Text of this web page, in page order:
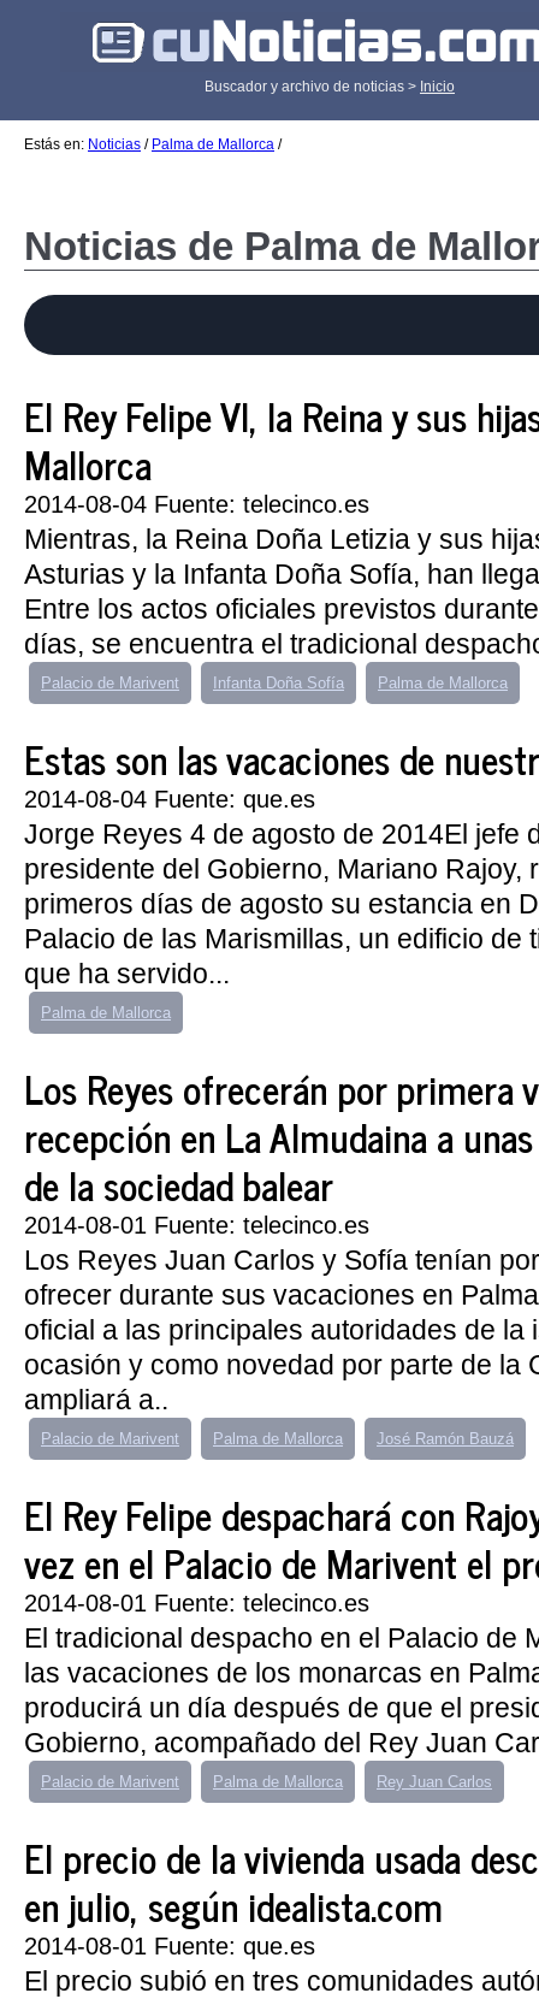
Buscador y archivo de noticias > Inicio
Estás en: Noticias / Palma de Mallorca /
Noticias de Palma de
El Rey Felipe VI, la Reina y sus
Mallorca
2014-08-04 Fuente: telecinco.es
Mientras, la Reina Doña Letizia y sus
Asturias y la Infanta Doña Sofía, han
Entre los actos oficiales previstos
días, se encuentra el tradicional
Palacio de Marivent Infanta Doña Sofía Palma de Mallorca
Estas son las vacaciones de
2014-08-04 Fuente: que.es
Jorge Reyes 4 de agosto de 2014El jefe
presidente del Gobierno, Mariano Rajoy,
primeros días de agosto su estancia en
Palacio de las Marismillas, un edificio de
que ha servido...
Palma de Mallorca
Los Reyes ofrecerán por primera
recepción en La Almudaina a
de la sociedad balear
2014-08-01 Fuente: telecinco.es
Los Reyes Juan Carlos y Sofía tenían
ofrecer durante sus vacaciones en
oficial a las principales autoridades de la
ocasión y como novedad por parte de la
ampliará a..
Palacio de Marivent Palma de Mallorca José Ramón Bauzá
El Rey Felipe despachará con
vez en el Palacio de Marivent el
2014-08-01 Fuente: telecinco.es
El tradicional despacho en el Palacio de
las vacaciones de los monarcas en
producirá un día después de que el
Gobierno, acompañado del Rey Juan
Palacio de Marivent Palma de Mallorca Rey Juan Carlos
El precio de la vivienda usada
en julio, según idealista.com
2014-08-01 Fuente: que.es
El precio subió en tres comunidades